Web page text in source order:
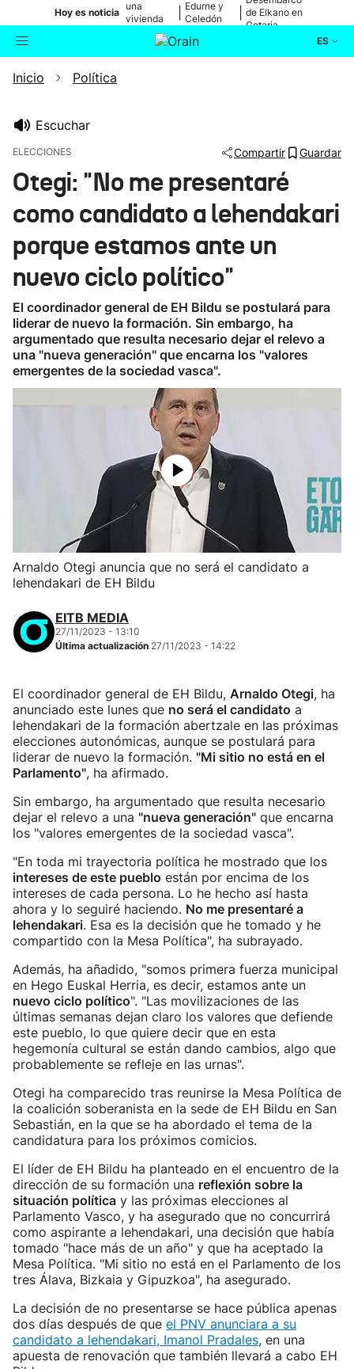
Hoy es noticia
una
vivienda
de Bilbao
Edurne y
Celedón
de Elkano en
Getaria
ES
Buscador
Ikusmiran
Eguraldia
Inicio Política
Escuchar
ELECCIONES Compartir Guardar
Otegi: "No me presentaré
como candidato a lehendakari
porque estamos ante un
nuevo ciclo político"
El coordinador general de EH Bildu se postulará para
liderar de nuevo la formación. Sin embargo, ha
argumentado que resulta necesario dejar el relevo a
una "nueva generación" que encarna los "valores
emergentes de la sociedad vasca".
Arnaldo Otegi anuncia que no será el candidato a
lehendakari de EH Bildu
EITB MEDIA
27/11/2023 - 13:10
Última actualización 27/11/2023 - 14:22
El coordinador general de EH Bildu, Arnaldo Otegi, ha
anunciado este lunes que no será el candidato a
lehendakari de la formación abertzale en las próximas
elecciones autonómicas, aunque se postulará para
liderar de nuevo la formación. "Mi sitio no está en el
Parlamento", ha afirmado.
Sin embargo, ha argumentado que resulta necesario
dejar el relevo a una "nueva generación" que encarna
los "valores emergentes de la sociedad vasca".
"En toda mi trayectoria política he mostrado que los
intereses de este pueblo están por encima de los
intereses de cada persona. Lo he hecho así hasta
ahora y lo seguiré haciendo. No me presentaré a
lehendakari. Esa es la decisión que he tomado y he
compartido con la Mesa Política", ha subrayado.
Además, ha añadido, "somos primera fuerza municipal
en Hego Euskal Herria, es decir, estamos ante un
nuevo ciclo político". "Las movilizaciones de las
últimas semanas dejan claro los valores que defiende
este pueblo, lo que quiere decir que en esta
hegemonía cultural se están dando cambios, algo que
probablemente se refleje en las urnas".
Otegi ha comparecido tras reunirse la Mesa Política de
la coalición soberanista en la sede de EH Bildu en San
Sebastián, en la que se ha abordado el tema de la
candidatura para los próximos comicios.
El líder de EH Bildu ha planteado en el encuentro de la
dirección de su formación una reflexión sobre la
situación política y las próximas elecciones al
Parlamento Vasco, y ha asegurado que no concurrirá
como aspirante a lehendakari, una decisión que había
tomado "hace más de un año" y que ha aceptado la
Mesa Política. "Mi sitio no está en el Parlamento de los
tres Álava, Bizkaia y Gipuzkoa", ha asegurado.
La decisión de no presentarse se hace pública apenas
dos días después de que el PNV anunciara a su
candidato a lehendakari, Imanol Pradales, en una
apuesta de renovación que también llevará a cabo EH